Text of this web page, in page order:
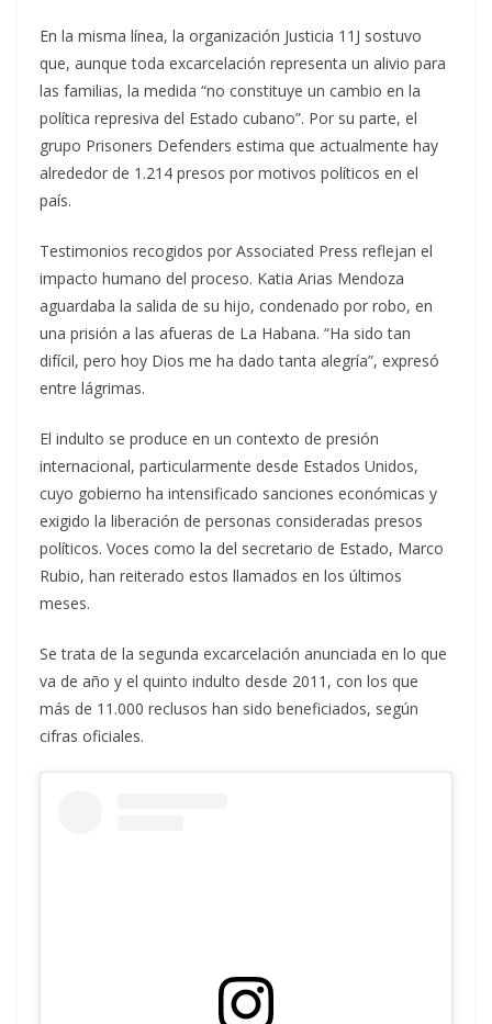
En la misma línea, la organización Justicia 11J sostuvo
que, aunque toda excarcelación representa un alivio para
las familias, la medida “no constituye un cambio en la
política represiva del Estado cubano”. Por su parte, el
grupo Prisoners Defenders estima que actualmente hay
alrededor de 1.214 presos por motivos políticos en el
país.
Testimonios recogidos por Associated Press reflejan el
impacto humano del proceso. Katia Arias Mendoza
aguardaba la salida de su hijo, condenado por robo, en
una prisión a las afueras de La Habana. “Ha sido tan
difícil, pero hoy Dios me ha dado tanta alegría”, expresó
entre lágrimas.
El indulto se produce en un contexto de presión
internacional, particularmente desde Estados Unidos,
cuyo gobierno ha intensificado sanciones económicas y
exigido la liberación de personas consideradas presos
políticos. Voces como la del secretario de Estado, Marco
Rubio, han reiterado estos llamados en los últimos
meses.
Se trata de la segunda excarcelación anunciada en lo que
va de año y el quinto indulto desde 2011, con los que
más de 11.000 reclusos han sido beneficiados, según
cifras oficiales.